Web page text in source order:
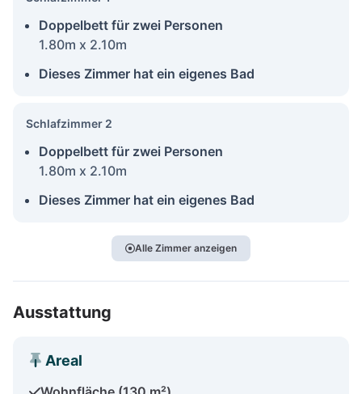
Doppelbett für zwei Personen
1.80m x 2.10m
Dieses Zimmer hat ein eigenes Bad
Schlafzimmer 2
Doppelbett für zwei Personen
1.80m x 2.10m
Dieses Zimmer hat ein eigenes Bad
Alle Zimmer anzeigen
Ausstattung
Areal